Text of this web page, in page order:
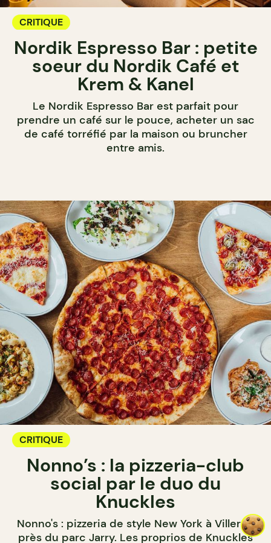
CRITIQUE
Nordik Espresso Bar : petite
soeur du Nordik Café et
Krem & Kanel
Le Nordik Espresso Bar est parfait pour
prendre un café sur le pouce, acheter un sac
de café torréfié par la maison ou bruncher
entre amis.
CRITIQUE
Nonno’s : la pizzeria-club
social par le duo du
Knuckles
Nonno's : pizzeria de style New York à Villeray,
près du parc Jarry. Les proprios de Knuckles